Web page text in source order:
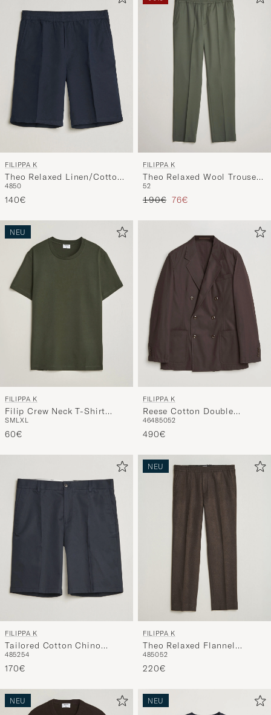
FILIPPA K
Theo Relaxed Linen/Cotton
Drawstring Shorts Navy
4850
140€
FILIPPA K
Theo Relaxed Wool Trousers
Grey Green
52
Regulärer Preis
190€ Reduzierter Preis
76€
NEU
FILIPPA K
Filip Crew Neck T-Shirt
Night Green
SMLXL
60€
FILIPPA K
Reese Cotton Double
Breasted Blazer Dark
Chocolate
46485052
490€
FILIPPA K
Tailored Cotton Chino
Shorts Navy
485254
170€
NEU
FILIPPA K
Theo Relaxed Flannel
Trousers Walnut Brown
485052
220€
NEU NEU